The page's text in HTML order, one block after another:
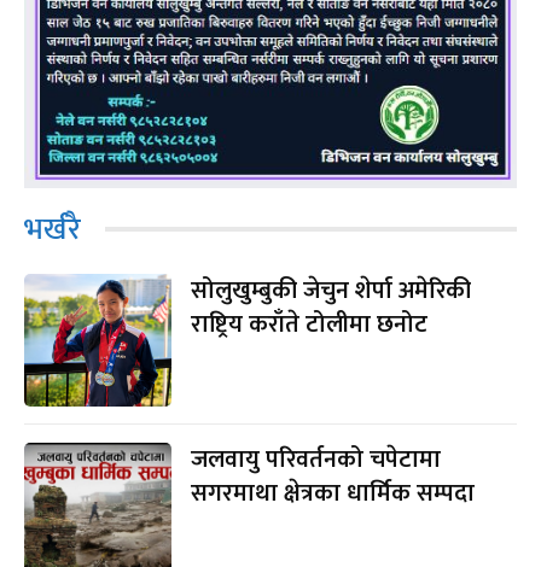
भर्खरै
सोलुखुम्बुकी जेचुन शेर्पा अमेरिकी
राष्ट्रिय कराँते टोलीमा छनोट
जलवायु परिवर्तनको चपेटामा
सगरमाथा क्षेत्रका धार्मिक सम्पदा